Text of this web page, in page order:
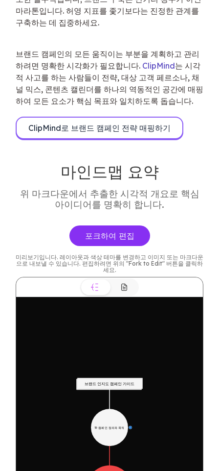
마라톤입니다. 허영 지표를 좇기보다는 진정한 관계를
구축하는 데 집중하세요.
브랜드 캠페인의 모든 움직이는 부분을 계획하고 관리
하려면 명확한 시각화가 필요합니다. ClipMind는 시각
적 사고를 하는 사람들이 전략, 대상 고객 페르소나, 채
널 믹스, 콘텐츠 캘린더를 하나의 역동적인 공간에 매핑
하여 모든 요소가 핵심 목표와 일치하도록 돕습니다.
ClipMind로 브랜드 캠페인 전략 매핑하기
마인드맵 요약
위 마크다운에서 추출한 시각적 개요로 핵심
아이디어를 명확히 합니다.
포크하여 편집
미리보기입니다. 레이아웃과 색상 테마를 변경하고 이미지 또는 마크다운
으로 내보낼 수 있습니다. 편집하려면 위의 "Fork to Edit" 버튼을 클릭하
세요.
🎯 캠페인 정의와 목적 7
브랜드 인지도 캠페인 가이드